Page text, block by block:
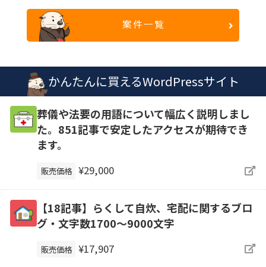
案件一覧
かんたんに買えるWordPressサイト
葬儀や法要の用語について幅広く説明しまし
た。851記事で安定したアクセスが期待でき
ます。
販売価格 ¥29,000
【18記事】らくして自炊、宅配に関するブロ
グ・文字数1700～9000文字
販売価格 ¥17,907